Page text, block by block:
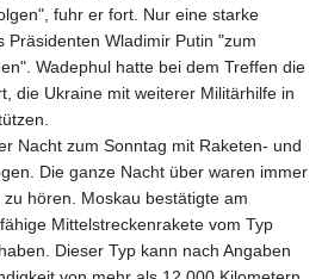
fuhr er fort. Nur eine starke
Präsidenten Wladimir Putin "zum
Wadephul hatte bei dem Treffen die
die Ukraine mit weiterer Militärhilfe in
Nacht zum Sonntag mit Raketen- und
Die ganze Nacht über waren immer
hören. Moskau bestätigte am
Mittelstreckenrakete vom Typ
Dieser Typ kann nach Angaben